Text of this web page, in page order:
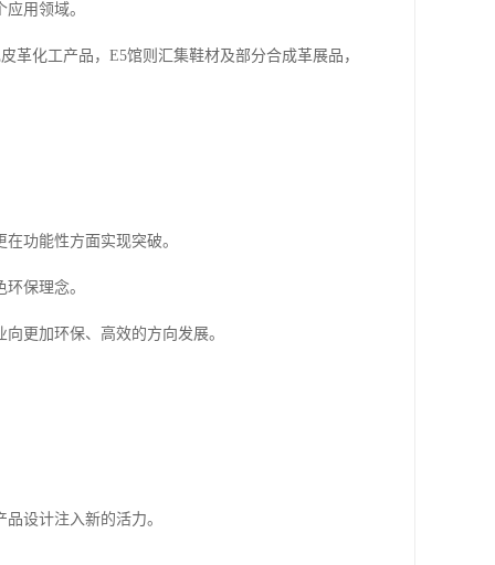
用领域。
革化工产品，E5馆则汇集鞋材及部分合成革展品，
功能性方面实现突破。
保理念。
更加环保、高效的方向发展。
设计注入新的活力。